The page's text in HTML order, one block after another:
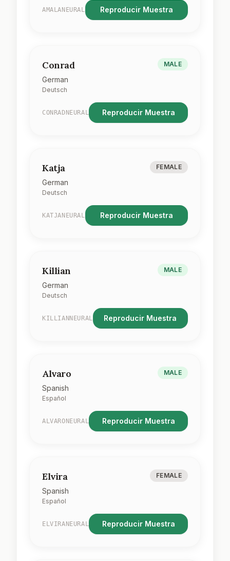
AMALANEURAL Reproducir Muestra
Conrad
German
Deutsch
MALE
CONRADNEURAL Reproducir Muestra
Katja
German
Deutsch
FEMALE
KATJANEURAL Reproducir Muestra
Killian
German
Deutsch
MALE
KILLIANNEURAL Reproducir Muestra
Alvaro
Spanish
Español
MALE
ALVARONEURAL Reproducir Muestra
Elvira
Spanish
Español
FEMALE
ELVIRANEURAL Reproducir Muestra